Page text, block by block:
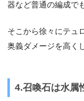
器など普通の編成で
そこから徐々にテュ
奥義ダメージを高く
4.召喚石は水属